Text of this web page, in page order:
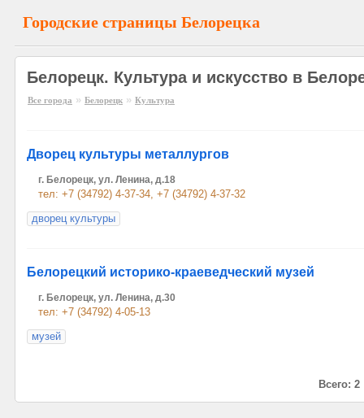
Городские страницы Белорецка
Белорецк. Культура и искусство в
Все города » Белорецк » Культура
Дворец культуры металлургов
г. Белорецк, ул. Ленина, д.18
тел: +7 (34792) 4-37-34, +7 (34792) 4-37-32
дворец культуры
Белорецкий историко-краеведческий музей
г. Белорецк, ул. Ленина, д.30
тел: +7 (34792) 4-05-13
музей
Всего: 2